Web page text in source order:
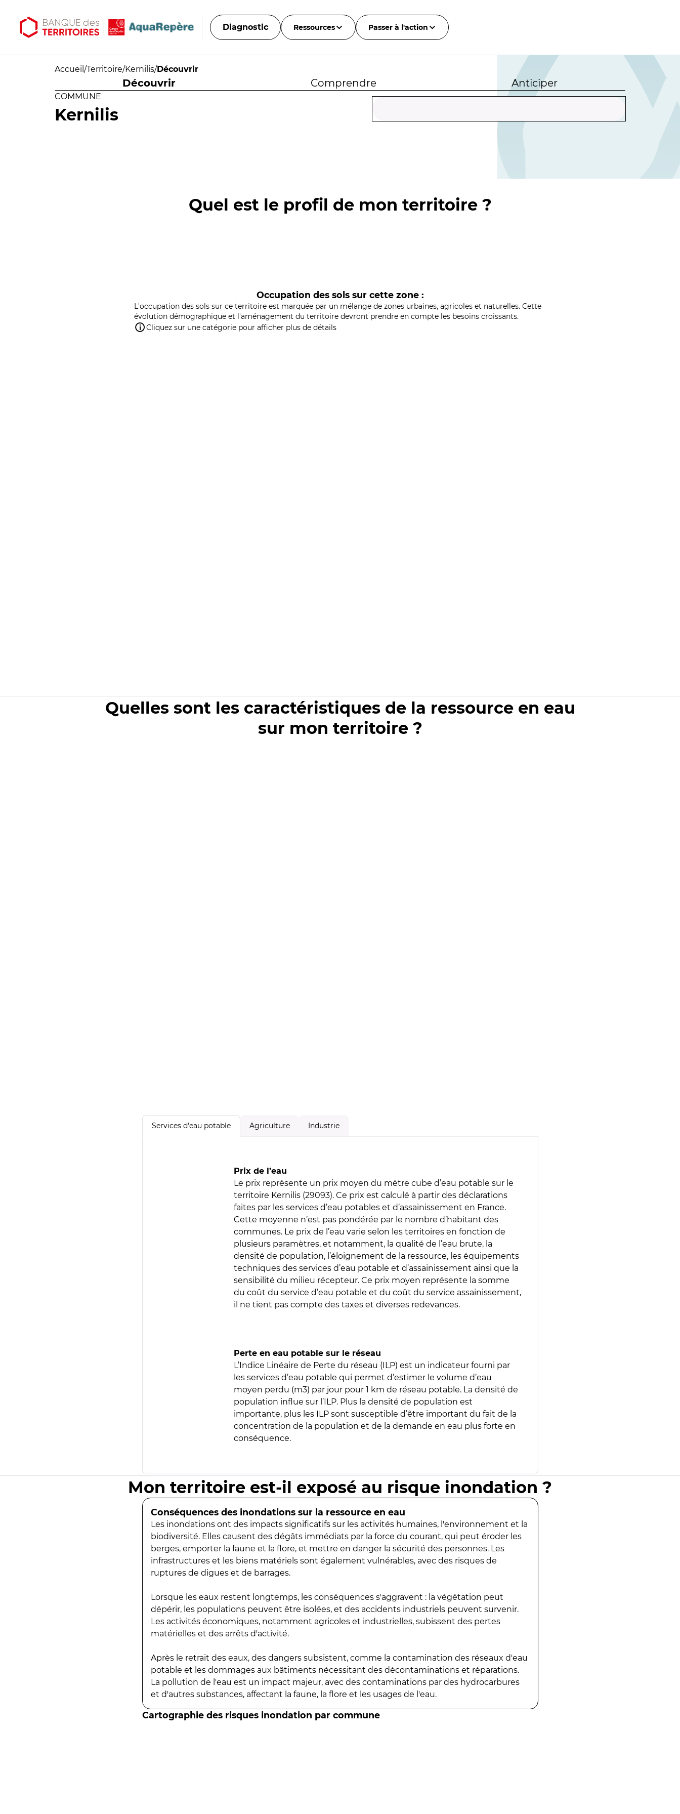
Diagnostic Ressources Passer à l'action
Accueil /Territoire/Kernilis/Découvrir
Découvrir Comprendre Anticiper
COMMUNE
Kernilis
Quel est le profil de mon territoire ?
Occupation des sols sur cette zone :
L'occupation des sols sur ce territoire est marquée par un mélange de zones urbaines, agricoles et naturelles. Cette
évolution démographique et l'aménagement du territoire devront prendre en compte les besoins croissants.
Cliquez sur une catégorie pour afficher plus de détails
Quelles sont les caractéristiques de la ressource en eau
sur mon territoire ?
Services d'eau potable Agriculture Industrie
Prix de l’eau
Le prix représente un prix moyen du mètre cube d’eau potable sur le
territoire Kernilis (29093). Ce prix est calculé à partir des déclarations
faites par les services d’eau potables et d’assainissement en France.
Cette moyenne n’est pas pondérée par le nombre d’habitant des
communes. Le prix de l’eau varie selon les territoires en fonction de
plusieurs paramètres, et notamment, la qualité de l’eau brute, la
densité de population, l’éloignement de la ressource, les équipements
techniques des services d’eau potable et d’assainissement ainsi que la
sensibilité du milieu récepteur. Ce prix moyen représente la somme
du coût du service d’eau potable et du coût du service assainissement,
il ne tient pas compte des taxes et diverses redevances.
Perte en eau potable sur le réseau
L’Indice Linéaire de Perte du réseau (ILP) est un indicateur fourni par
les services d’eau potable qui permet d’estimer le volume d’eau
moyen perdu (m3) par jour pour 1 km de réseau potable. La densité de
population influe sur l’ILP. Plus la densité de population est
importante, plus les ILP sont susceptible d’être important du fait de la
concentration de la population et de la demande en eau plus forte en
conséquence.
Mon territoire est-il exposé au risque inondation ?
Conséquences des inondations sur la ressource en eau
Les inondations ont des impacts significatifs sur les activités humaines, l'environnement et la
biodiversité. Elles causent des dégâts immédiats par la force du courant, qui peut éroder les
berges, emporter la faune et la flore, et mettre en danger la sécurité des personnes. Les
infrastructures et les biens matériels sont également vulnérables, avec des risques de
ruptures de digues et de barrages.
Lorsque les eaux restent longtemps, les conséquences s'aggravent : la végétation peut
dépérir, les populations peuvent être isolées, et des accidents industriels peuvent survenir.
Les activités économiques, notamment agricoles et industrielles, subissent des pertes
matérielles et des arrêts d'activité.
Après le retrait des eaux, des dangers subsistent, comme la contamination des réseaux d'eau
potable et les dommages aux bâtiments nécessitant des décontaminations et réparations.
La pollution de l'eau est un impact majeur, avec des contaminations par des hydrocarbures
et d'autres substances, affectant la faune, la flore et les usages de l'eau.
Cartographie des risques inondation par commune